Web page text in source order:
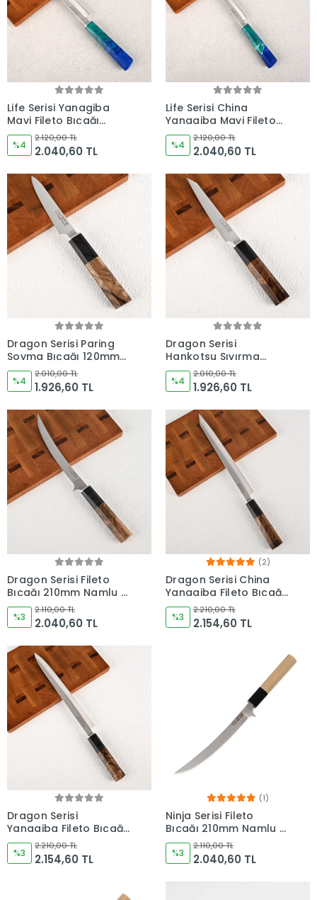
Life Serisi Yanagiba
Mavi Fileto Bıçağı
290mm Namlu -
Kocakaya Bıçakları
%4
2.120,00 TL
2.040,60 TL
Life Serisi China
Yanagiba Mavi Fileto
Bıçağı 285mm Namlu -
Kocakaya Bıçakları
%4
2.120,00 TL
2.040,60 TL
Dragon Serisi Paring
Soyma Bıçağı 120mm
Namlu - Kocakaya
Bıçakları
%4
2.010,00 TL
1.926,60 TL
Dragon Serisi
Hankotsu Sıyırma
Bıçağı 160mm Namlu -
Kocakaya Bıçakları
%4
2.010,00 TL
1.926,60 TL
Dragon Serisi Fileto
Bıçağı 210mm Namlu -
Kocakaya Bıçakları
%3
2.110,00 TL
2.040,60 TL
(2)
Dragon Serisi China
Yanagiba Fileto Bıçağı
285mm Namlu -
Kocakaya Bıçakları
%3
2.210,00 TL
2.154,60 TL
Dragon Serisi
Yanagiba Fileto Bıçağı
290mm Namlu -
Kocakaya Bıçakları
%3
2.210,00 TL
2.154,60 TL
(1)
Ninja Serisi Fileto
Bıçağı 210mm Namlu -
Kocakaya Bıçakları
%3
2.110,00 TL
2.040,60 TL